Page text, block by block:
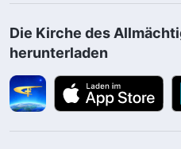
Die Kirche des
herunterladen